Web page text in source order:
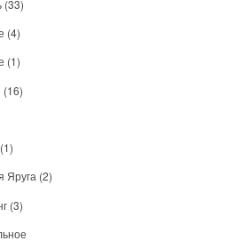
(33)
(4)
(1)
(16)
(1)
Яруга (2)
(3)